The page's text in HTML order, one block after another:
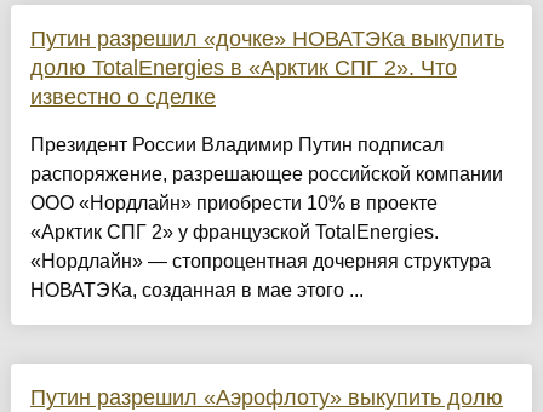
Путин разрешил «дочке» НОВАТЭКа выкупить
долю TotalEnergies в «Арктик СПГ 2». Что
известно о сделке
Президент России Владимир Путин подписал
распоряжение, разрешающее российской компании
ООО «Нордлайн» приобрести 10% в проекте
«Арктик СПГ 2» у французской TotalEnergies.
«Нордлайн» — стопроцентная дочерняя структура
НОВАТЭКа, созданная в мае этого ...
Путин разрешил «Аэрофлоту» выкупить долю